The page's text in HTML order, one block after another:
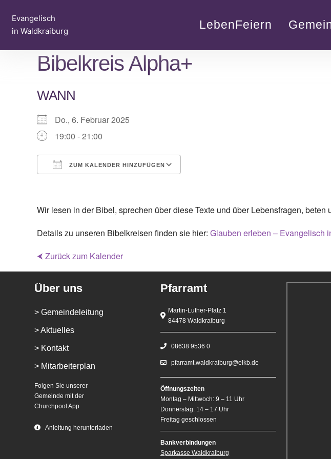
Inhalt
springen
Evangelisch
in Waldkraiburg
LebenFeiern
Bibelkreis Alpha+
WANN
Do., 6. Februar 2025
19:00 - 21:00
ZUM KALENDER HINZUFÜGEN
Wir lesen in der Bibel, sprechen über diese Texte und über Lebensfragen,
Details zu unseren Bibelkreisen finden sie hier: Glauben erleben – Evangelisch
⮜ Zurück zum Kalender
Über uns
> Gemeindeleitung
> Aktuelles
> Kontakt
> Mitarbeiterplan
Folgen Sie unserer
Gemeinde mit der
Churchpool App
Anleitung herunterladen
Pfarramt
Martin-Luther-Platz 1
84478 Waldkraiburg
08638 9536 0
pfarramt.waldkraiburg@elkb.de
Öffnungszeiten
Montag – Mittwoch: 9 – 11 Uhr
Donnerstag: 14 – 17 Uhr
Freitag geschlossen
Bankverbindungen
Sparkasse Waldkraiburg